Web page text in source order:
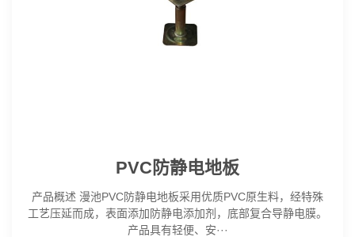
PVC防静电地板
产品概述 漫池PVC防静电地板采用优质PVC原生料，经特殊
工艺压延而成，表面添加防静电添加剂，底部复合导静电膜。
产品具有轻便、安···